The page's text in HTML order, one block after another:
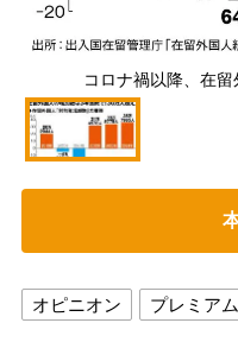
コロナ禍以降、在
オピニオン プレミア